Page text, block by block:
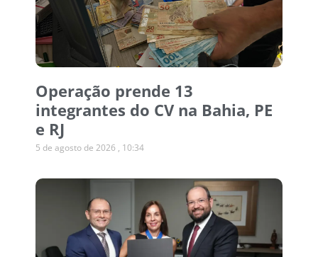
Operação prende 13
integrantes do CV na Bahia, PE
e RJ
5 de agosto de 2026 10:34